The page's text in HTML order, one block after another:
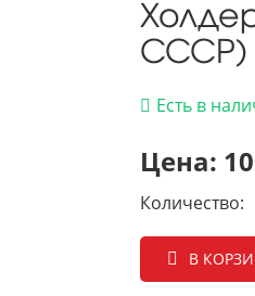
СССР)
Есть в
Цена:
Количество:
В